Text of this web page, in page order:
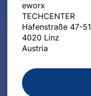
eworx
TECHCENTER
Hafenstraße 47-51
4020 Linz
Austria